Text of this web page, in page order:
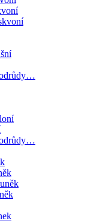
odrůdy…
odrůdy…